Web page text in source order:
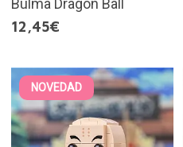
Bulma Dragon Ball
12,45€
NOVEDAD